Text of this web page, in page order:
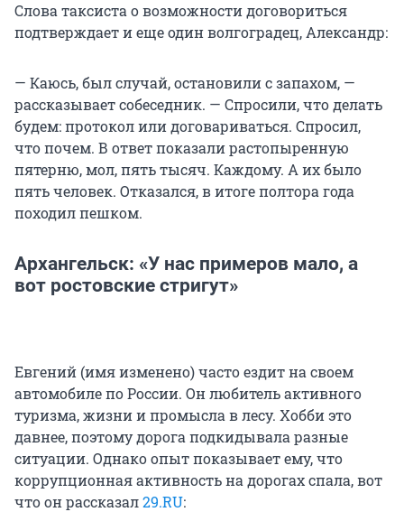
Слова таксиста о возможности договориться
подтверждает и еще один волгоградец, Александр:
— Каюсь, был случай, остановили с запахом, —
рассказывает собеседник. — Спросили, что делать
будем: протокол или договариваться. Спросил,
что почем. В ответ показали растопыренную
пятерню, мол, пять тысяч. Каждому. А их было
пять человек. Отказался, в итоге полтора года
походил пешком.
Архангельск: «У нас примеров мало, а
вот ростовские стригут»
Евгений (имя изменено) часто ездит на своем
автомобиле по России. Он любитель активного
туризма, жизни и промысла в лесу. Хобби это
давнее, поэтому дорога подкидывала разные
ситуации. Однако опыт показывает ему, что
коррупционная активность на дорогах спала, вот
что он рассказал29.RU: